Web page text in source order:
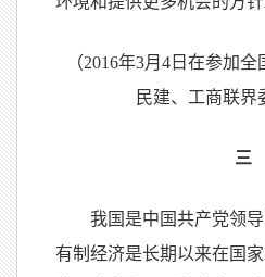
（2016年3月4日在参加
民建、工商联界
三
我国是中国共产党领
有制经济是长期以来在国